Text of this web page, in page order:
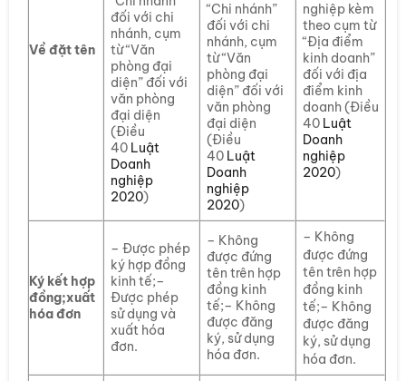
Về đặt tên
đối với chi
nhánh, cụm
từ “Văn
phòng đại
diện” đối với
văn phòng
đại diện
(Điều
40 Luật
Doanh
nghiệp
2020)
“Chi nhánh”
đối với chi
nhánh, cụm
từ “Văn
phòng đại
diện” đối với
văn phòng
đại diện
(Điều
40 Luật
Doanh
nghiệp
2020)
nghiệp kèm
theo cụm từ
“Địa điểm
kinh doanh”
đối với địa
điểm kinh
doanh (Điều
40 Luật
Doanh
nghiệp
2020)
Ký kết hợp
đồng;xuất
hóa đơn
– Được phép
ký hợp đồng
kinh tế;–
Được phép
sử dụng và
xuất hóa
đơn.
– Không
được đứng
tên trên hợp
đồng kinh
tế;– Không
được đăng
ký, sử dụng
hóa đơn.
– Không
được đứng
tên trên hợp
đồng kinh
tế;– Không
được đăng
ký, sử dụng
hóa đơn.